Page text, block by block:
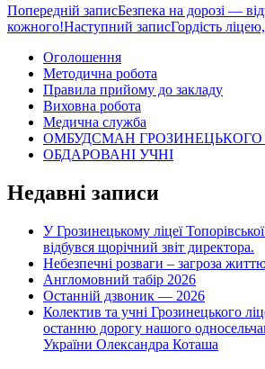
Навігація
по
записам
Попередній записБезпека на дорозі —
кожного!Наступний записГордість
Оголошення
Методична робота
Правила прийому до закладу
Виховна робота
Медична служба
ОМБУДСМАН ГРОЗИНЕЦЬКОГО
ОБДАРОВАНІ УЧНІ
Недавні записи
У Грозинецькому ліцеї Топорівської
відбувся щорічний звіт директора.
Небезпечні розваги – загроза
Англомовний табір 2026
Останній дзвоник — 2026
Колектив та учні Грозинецького
останню дорогу нашого
України Олександра Коташа